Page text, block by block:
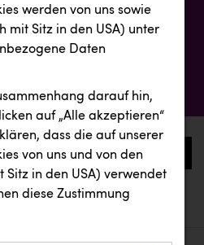
0
werden von uns sowie
mit Sitz in den USA) unter
Daten
darauf hin,
auf „Alle akzeptieren“
dass die auf unserer
von uns und von den
in den USA) verwendet
diese Zustimmung